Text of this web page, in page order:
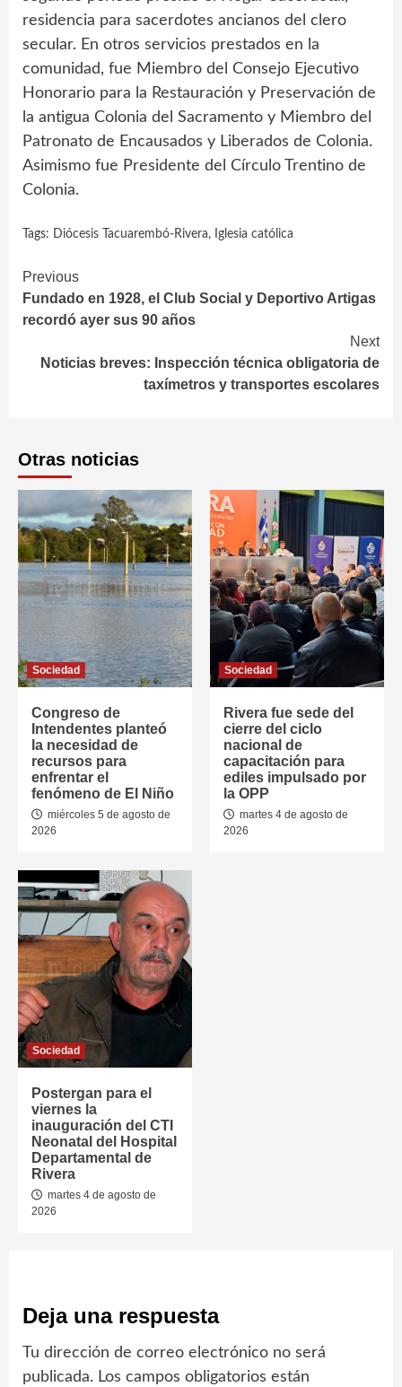
residencia para sacerdotes ancianos del clero
secular. En otros servicios prestados en la
comunidad, fue Miembro del Consejo Ejecutivo
Honorario para la Restauración y Preservación de
la antigua Colonia del Sacramento y Miembro del
Patronato de Encausados y Liberados de Colonia.
Asimismo fue Presidente del Círculo Trentino de
Colonia.
Tags: Diócesis Tacuarembó-Rivera, Iglesia católica
Continue
Reading
Previous
Fundado en 1928, el Club Social y Deportivo Artigas
recordó ayer sus 90 años
Next
Noticias breves: Inspección técnica obligatoria de
taxímetros y transportes escolares
Otras noticias
Sociedad
Congreso de
Intendentes planteó
la necesidad de
recursos para
enfrentar el
fenómeno de El Niño
miércoles 5 de agosto de
2026
Sociedad
Rivera fue sede del
cierre del ciclo
nacional de
capacitación para
ediles impulsado por
la OPP
martes 4 de agosto de
2026
Sociedad
Postergan para el
viernes la
inauguración del CTI
Neonatal del Hospital
Departamental de
Rivera
martes 4 de agosto de
2026
Deja una respuesta
Tu dirección de correo electrónico no será
publicada. Los campos obligatorios están